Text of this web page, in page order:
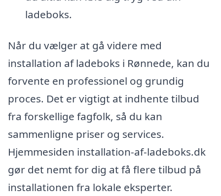
ladeboks.
Når du vælger at gå videre med
installation af ladeboks i Rønnede, kan du
forvente en professionel og grundig
proces. Det er vigtigt at indhente tilbud
fra forskellige fagfolk, så du kan
sammenligne priser og services.
Hjemmesiden installation-af-ladeboks.dk
gør det nemt for dig at få flere tilbud på
installationen fra lokale eksperter.